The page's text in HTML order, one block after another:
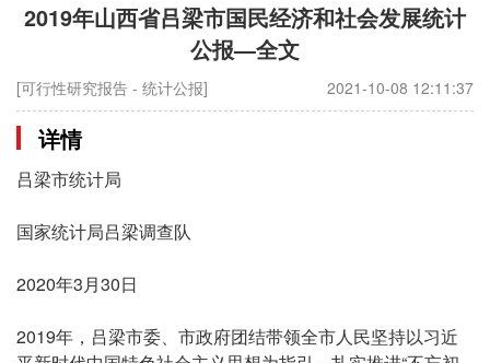
2019年山西省吕梁市国民经济和社会发展统计
公报—全文
[可行性研究报告 - 统计公报] 2021-10-08 12:11:37
详情
吕梁市统计局
国家统计局吕梁调查队
2020年3月30日
2019年，吕梁市委、市政府团结带领全市人民坚持以习近